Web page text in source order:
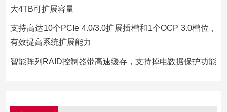
大4TB可扩展容量
支持高达10个PCIe 4.0/3.0扩展插槽和1个OCP 3.0槽位，
有效提高系统扩展能力
智能阵列RAID控制器带高速缓存，支持掉电数据保护功能